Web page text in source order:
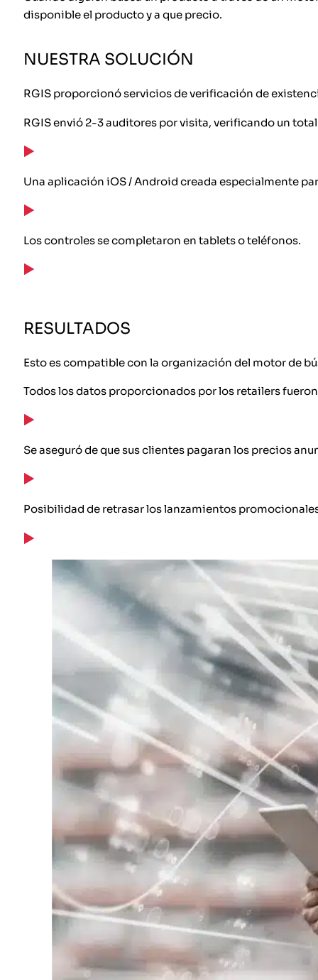
disponible el producto y a que precio.
NUESTRA SOLUCIÓN
RGIS proporcionó servicios de verificación de
RGIS envió 2-3 auditores por visita, verificando un
Una aplicación iOS / Android creada especialmente
Los controles se completaron en tablets o teléfonos.
RESULTADOS
Esto es compatible con la organización del motor de
Todos los datos proporcionados por los retailers
Se aseguró de que sus clientes pagaran los precios
Posibilidad de retrasar los lanzamientos